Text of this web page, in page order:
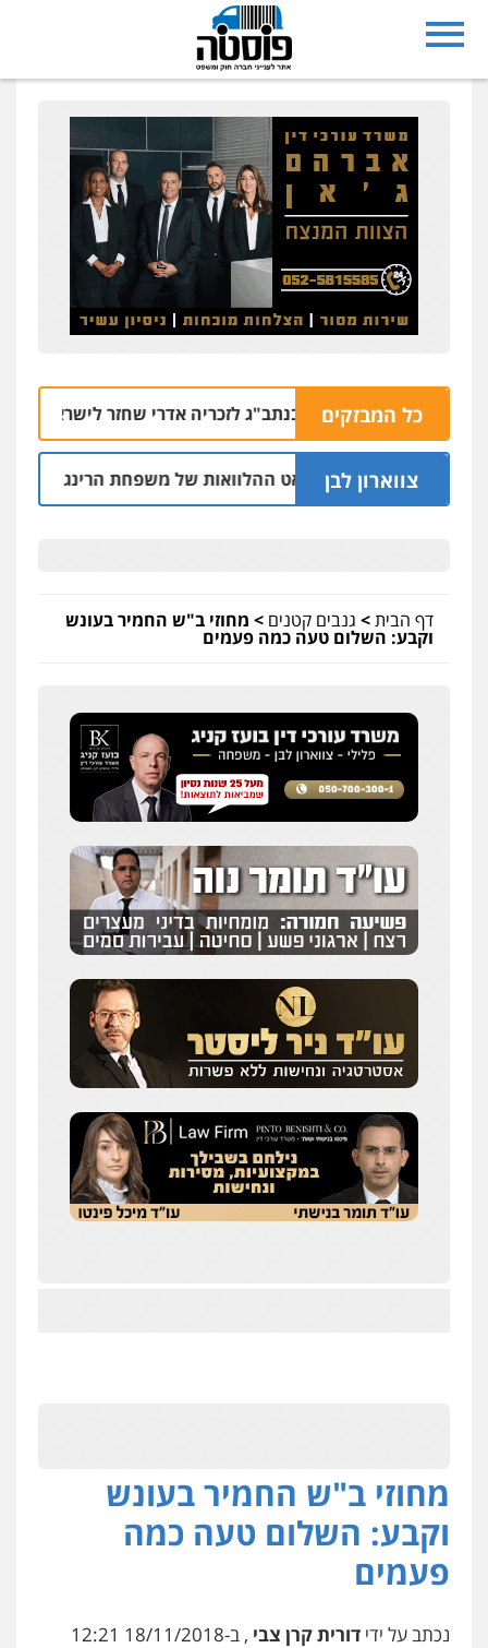
כל המבזקים
שוטר לא המתין בנתב"ג לזכריה אדרי שחזר לישראל
צווארון לבן
בחיפה וסינדיקאט ההלוואות של משפחת הרינג 05.08 | 16:14
דף הבית> גנבים קטנים > מחוזי ב"ש החמיר בעונש
וקבע: השלום טעה כמה פעמים
מחוזי ב"ש החמיר בעונש
וקבע: השלום טעה כמה
פעמים
נכתב על ידי דורית קרן צבי , ב-18/11/2018 12:21